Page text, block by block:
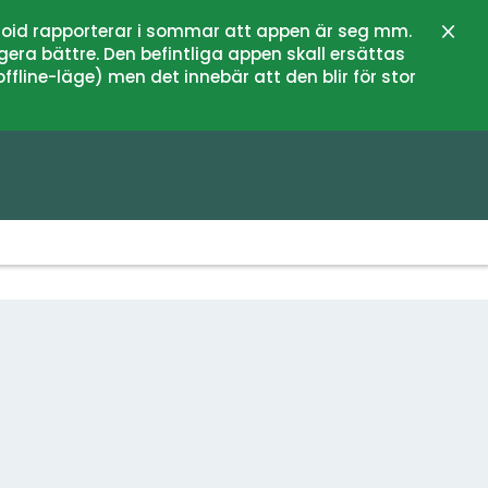
rapporterar i sommar att appen är seg mm.
bättre. Den befintliga appen skall ersättas
läge) men det innebär att den blir för stor